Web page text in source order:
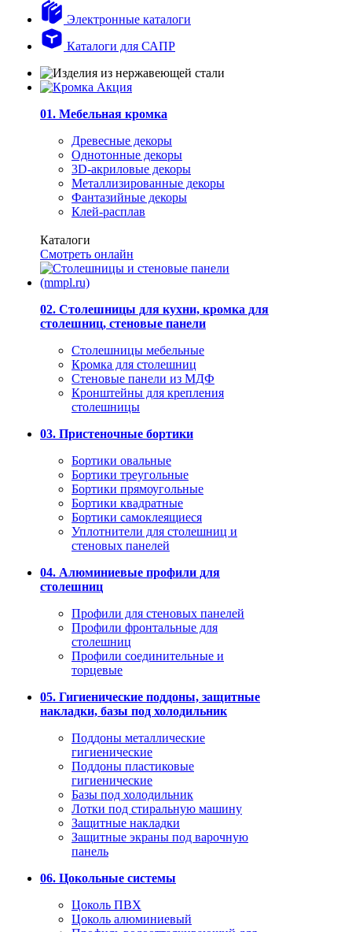
Электронные каталоги
Каталоги для САПР
01. Мебельная кромка
Древесные декоры
Однотонные декоры
3D-акриловые декоры
Металлизированные декоры
Фантазийные декоры
Клей-расплав
Каталоги
Смотреть онлайн
02. Столешницы для кухни, кромка для
столешниц, стеновые панели
Столешницы мебельные
Кромка для столешниц
Стеновые панели из МДФ
Кронштейны для крепления
столешницы
03. Пристеночные бортики
Бортики овальные
Бортики треугольные
Бортики прямоугольные
Бортики квадратные
Бортики самоклеящиеся
Уплотнители для столешниц и
стеновых панелей
04. Алюминиевые профили для
столешниц
Профили для стеновых панелей
Профили фронтальные для
столешниц
Профили соединительные и
торцевые
05. Гигиенические поддоны, защитные
накладки, базы под холодильник
Поддоны металлические
гигиенические
Поддоны пластиковые
гигиенические
Базы под холодильник
Лотки под стиральную машину
Защитные накладки
Защитные экраны под варочную
панель
06. Цокольные системы
Цоколь ПВХ
Цоколь алюминиевый